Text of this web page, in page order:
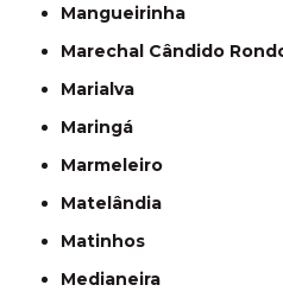
Mangueirinha
Marechal Cândido
Marialva
Maringá
Marmeleiro
Matelândia
Matinhos
Medianeira